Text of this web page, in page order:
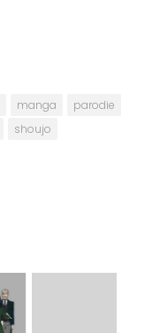
manga
parodie
shoujo